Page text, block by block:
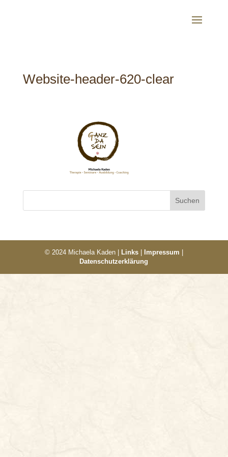
Website-header-620-clear
© 2024 Michaela Kaden | Links| Impressum
Datenschutzerklärung